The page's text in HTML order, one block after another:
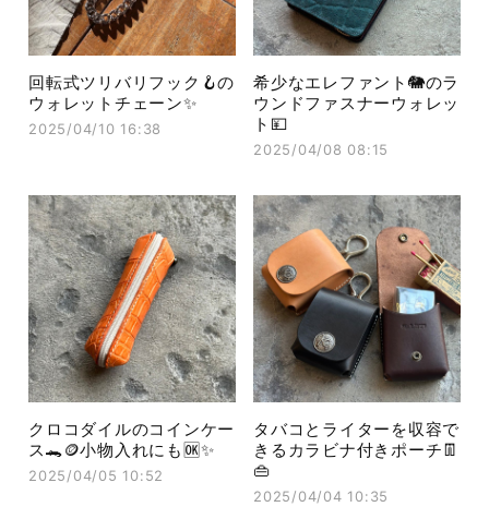
回転式ツリバリフック🪝の
ウォレットチェーン✨
2025/04/10 16:38
希少なエレファント🐘のラ
ウンドファスナーウォレッ
ト💴
2025/04/08 08:15
クロコダイルのコインケー
ス🐊🪙小物入れにも🆗✨
2025/04/05 10:52
タバコとライターを収容で
きるカラビナ付きポーチ👖
👜
2025/04/04 10:35